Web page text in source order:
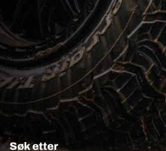
Søk etter